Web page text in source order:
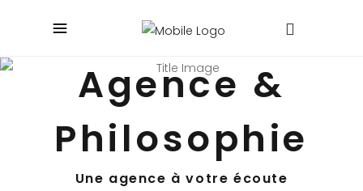
Agence &
Philosophie
Une agence à votre écoute